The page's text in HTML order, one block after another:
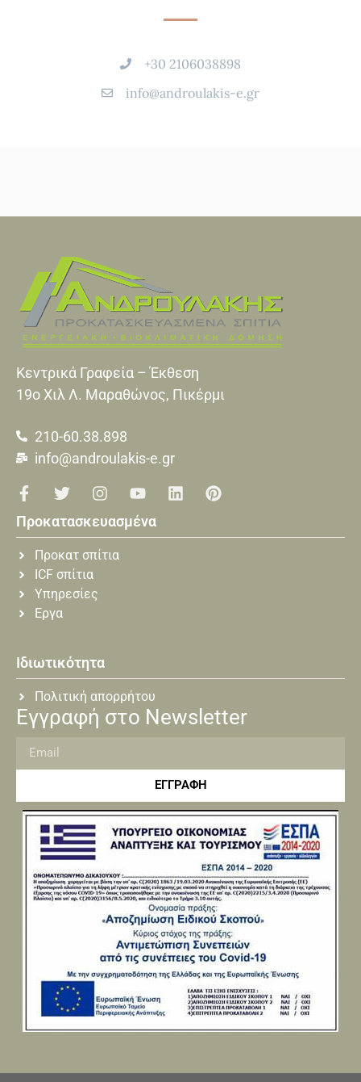
+30 2106038898
info@androulakis-e.gr
Κεντρικά Γραφεία – Έκθεση
19o Xιλ Λ. Μαραθώνος, Πικέρμι
210-60.38.898
info@androulakis-e.gr
Προκατασκευασμένα
Προκατ σπίτια
ICF σπίτια
Υπηρεσίες
Εργα
Ιδιωτικότητα
Πολιτική απορρήτου
Εγγραφή στο Newsletter
ΕΓΓΡΑΦΗ